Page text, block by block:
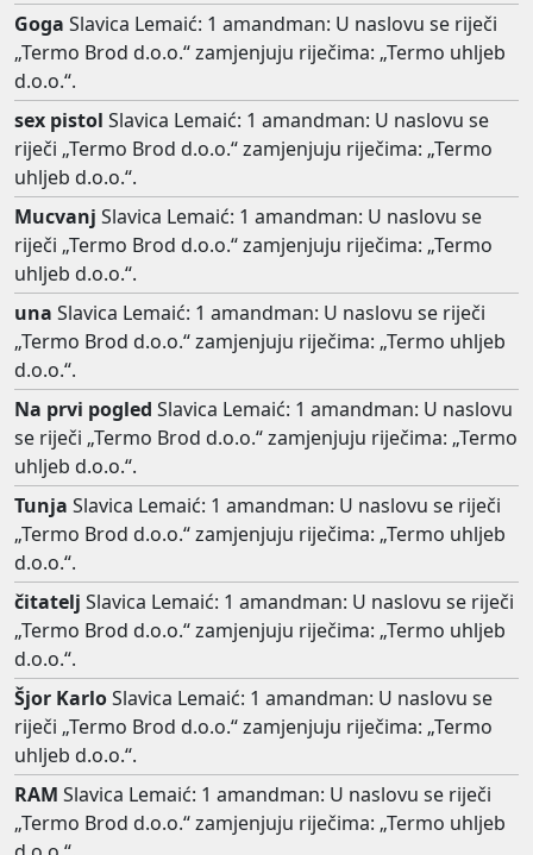
Goga Slavica Lemaić: 1 amandman: U naslovu se riječi
„Termo Brod d.o.o.“ zamjenjuju riječima: „Termo uhljeb
d.o.o.“.
sex pistol Slavica Lemaić: 1 amandman: U naslovu se
riječi „Termo Brod d.o.o.“ zamjenjuju riječima: „Termo
uhljeb d.o.o.“.
Mucvanj Slavica Lemaić: 1 amandman: U naslovu se
riječi „Termo Brod d.o.o.“ zamjenjuju riječima: „Termo
uhljeb d.o.o.“.
una Slavica Lemaić: 1 amandman: U naslovu se riječi
„Termo Brod d.o.o.“ zamjenjuju riječima: „Termo uhljeb
d.o.o.“.
Na prvi pogled Slavica Lemaić: 1 amandman: U naslovu
se riječi „Termo Brod d.o.o.“ zamjenjuju riječima: „Termo
uhljeb d.o.o.“.
Tunja Slavica Lemaić: 1 amandman: U naslovu se riječi
„Termo Brod d.o.o.“ zamjenjuju riječima: „Termo uhljeb
d.o.o.“.
čitatelj Slavica Lemaić: 1 amandman: U naslovu se riječi
„Termo Brod d.o.o.“ zamjenjuju riječima: „Termo uhljeb
d.o.o.“.
Šjor KarloSlavica Lemaić: 1 amandman: U naslovu se
riječi „Termo Brod d.o.o.“ zamjenjuju riječima: „Termo
uhljeb d.o.o.“.
RAM Slavica Lemaić: 1 amandman: U naslovu se riječi
„Termo Brod d.o.o.“ zamjenjuju riječima: „Termo uhljeb